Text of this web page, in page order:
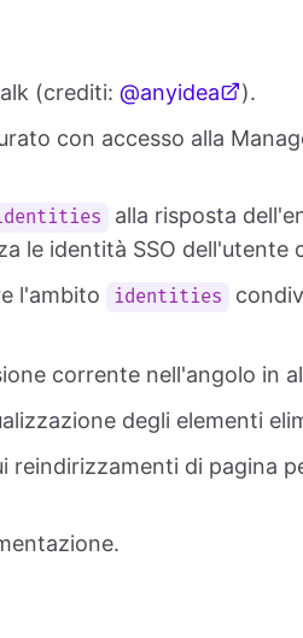
(crediti: @anyidea
).
con accesso alla
alla risposta
le identità SSO dell'utente
l'ambito
identities
corrente nell'angolo in
degli elementi
reindirizzamenti di pagina